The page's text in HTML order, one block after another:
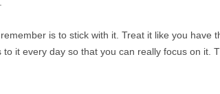
is to stick with it. Treat it like you have
it every day so that you can really focus on it.